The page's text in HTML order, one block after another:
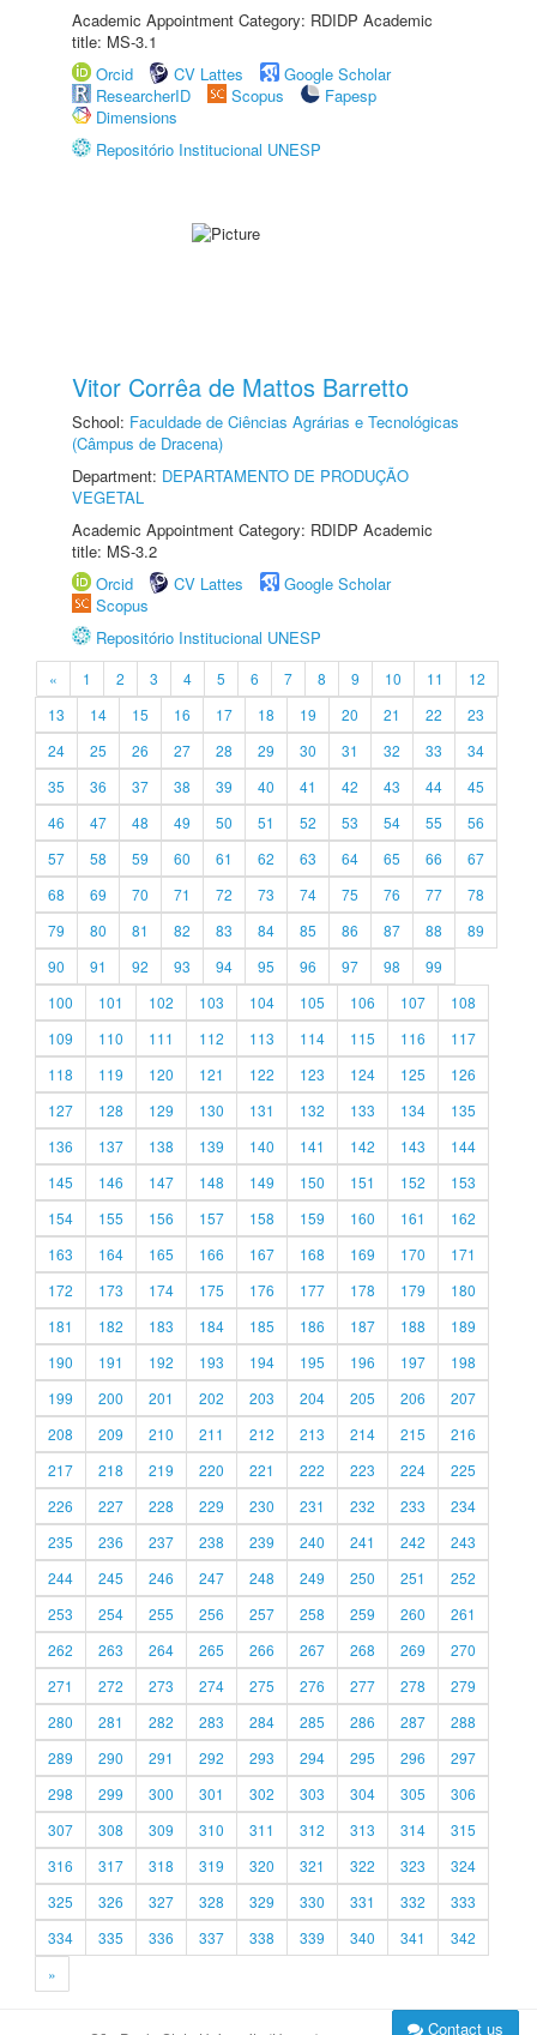
Academic Appointment Category: RDIDP Academic
title: MS-3.1
Orcid
CV Lattes
Google Scholar
ResearcherID
Scopus
Fapesp
Dimensions
Repositório Institucional UNESP
Vitor Corrêa de Mattos Barretto
School: Faculdade de Ciências Agrárias e Tecnológicas
(Câmpus de Dracena)
Department: DEPARTAMENTO DE PRODUÇÃO
VEGETAL
Academic Appointment Category: RDIDP Academic
title: MS-3.2
Orcid
CV Lattes
Google Scholar
Scopus
Repositório Institucional UNESP
« 1 2 3 4 5 6 7 8 9 10 11
12
13
14 15 16 17 18 19 20 21 22
23
24
25 26 27 28 29 30 31 32 33
34
35
36 37 38 39 40 41 42 43 44
45
46
47 48 49 50 51 52 53 54 55
56
57
58 59 60 61 62 63 64 65 66
67
68
69 70 71 72 73 74 75 76 77
78
79
80 81 82 83 84 85 86 87 88
89
90
91 92 93 94 95 96 97 98
99
100
101 102 103 104 105 106 107
108
109
110 111 112 113 114 115 116
117
118
119 120 121 122 123 124 125
126
127
128 129 130 131 132 133 134
135
136
137 138 139 140 141 142 143
144
145
146 147 148 149 150 151 152
153
154
155 156 157 158 159 160 161
162
163
164 165 166 167 168 169 170
171
172
173 174 175 176 177 178 179
180
181
182 183 184 185 186 187 188
189
190
191 192 193 194 195 196 197
198
199
200 201 202 203 204 205 206
207
208
209 210 211 212 213 214 215
216
217
218 219 220 221 222 223 224
225
226
227 228 229 230 231 232 233
234
235
236 237 238 239 240 241 242
243
244
245 246 247 248 249 250 251
252
253
254 255 256 257 258 259 260
261
262
263 264 265 266 267 268 269
270
271
272 273 274 275 276 277 278
279
280
281 282 283 284 285 286 287
288
289
290 291 292 293 294 295 296
297
298
299 300 301 302 303 304 305
306
307
308 309 310 311 312 313 314
315
316
317 318 319 320 321 322 323
324
325
326 327 328 329 330 331 332
333
334
335 336 337 338 339 340 341
342
»
Contact us